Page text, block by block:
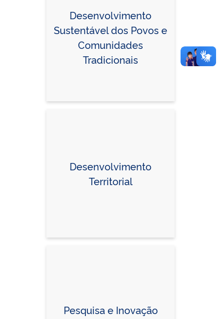
Desenvolvimento
Sustentável dos Povos e
Comunidades
Tradicionais
Desenvolvimento
Territorial
Pesquisa e Inovação